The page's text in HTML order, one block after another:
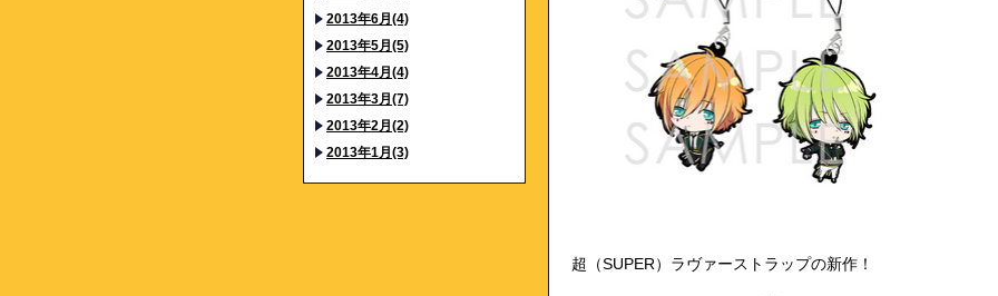
2013年6月(4)
2013年5月(5)
2013年4月(4)
2013年3月(7)
2013年2月(2)
2013年1月(3)
超（SUPER）ラヴァーストラップの新作！